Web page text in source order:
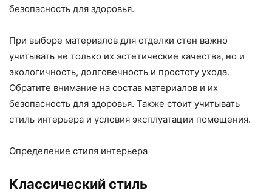
безопасность для здоровья.
При выборе материалов для отделки стен важно
учитывать не только их эстетические качества, но и
экологичность, долговечность и простоту ухода.
Обратите внимание на состав материалов и их
безопасность для здоровья. Также стоит учитывать
стиль интерьера и условия эксплуатации помещения.
Определение стиля интерьера
Классический стиль